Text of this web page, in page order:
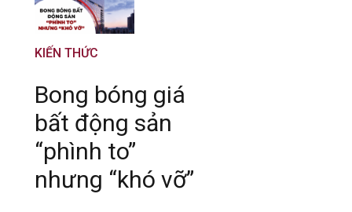
KIẾN THỨC
Bong bóng giá
bất động sản
“phình to”
nhưng “khó vỡ”